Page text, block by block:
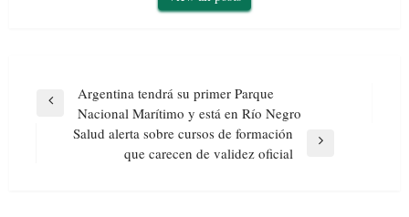
Navegación
entradas
Previous
Argentina tendrá su primer Parque
Nacional Marítimo y está en Río Negro
Salud alerta sobre cursos de formación
que carecen de validez oficial